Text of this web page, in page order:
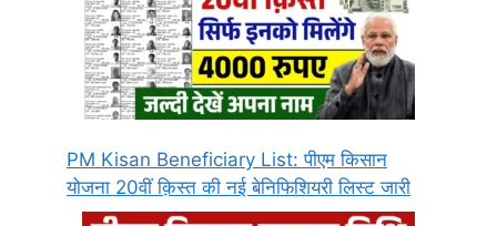
PM Kisan Beneficiary List: पीएम किसान
योजना 20वीं क़िस्त की नई बेनिफिशियरी लिस्ट जारी